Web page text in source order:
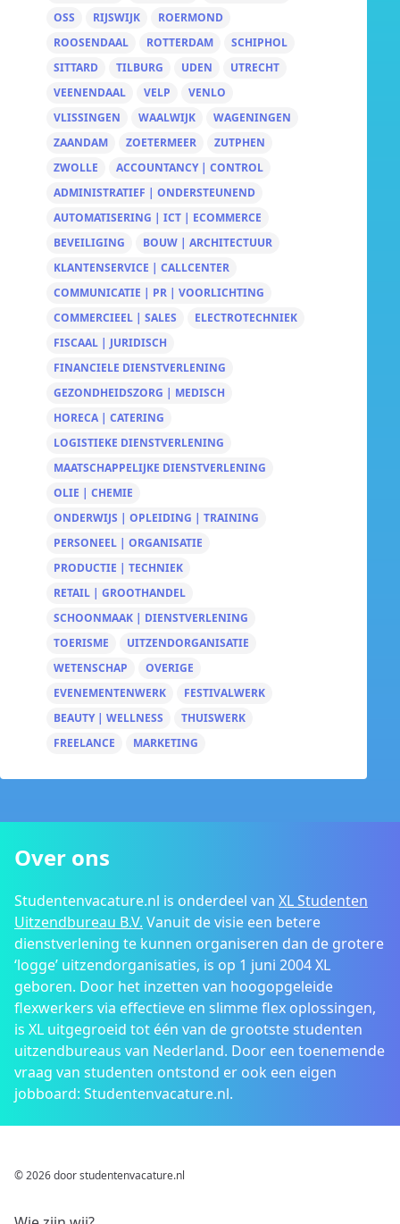
OSS
RIJSWIJK
ROERMOND
ROOSENDAAL
ROTTERDAM
SCHIPHOL
SITTARD
TILBURG UDEN
UTRECHT
VEENENDAAL
VELP
VENLO
VLISSINGEN
WAALWIJK
WAGENINGEN
ZAANDAM
ZOETERMEER
ZUTPHEN
ZWOLLE
ACCOUNTANCY | CONTROL
ADMINISTRATIEF | ONDERSTEUNEND
AUTOMATISERING | ICT | ECOMMERCE
BEVEILIGING
BOUW | ARCHITECTUUR
KLANTENSERVICE | CALLCENTER
COMMUNICATIE | PR | VOORLICHTING
COMMERCIEEL | SALES
ELECTROTECHNIEK
FISCAAL | JURIDISCH
FINANCIELE DIENSTVERLENING
GEZONDHEIDSZORG | MEDISCH
HORECA | CATERING
LOGISTIEKE DIENSTVERLENING
MAATSCHAPPELIJKE DIENSTVERLENING
OLIE | CHEMIE
ONDERWIJS | OPLEIDING | TRAINING
PERSONEEL | ORGANISATIE
PRODUCTIE | TECHNIEK
RETAIL | GROOTHANDEL
SCHOONMAAK | DIENSTVERLENING
TOERISME
UITZENDORGANISATIE
WETENSCHAP
OVERIGE
EVENEMENTENWERK
FESTIVALWERK
BEAUTY | WELLNESS
THUISWERK
FREELANCE
MARKETING
Over ons
Studentenvacature.nl is onderdeel van XL Studenten
Uitzendbureau B.V. Vanuit de visie een betere
dienstverlening te kunnen organiseren dan de grotere
‘logge’ uitzendorganisaties, is op 1 juni 2004 XL
geboren. Door het inzetten van hoogopgeleide
flexwerkers via effectieve en slimme flex oplossingen,
is XL uitgegroeid tot één van de grootste studenten
uitzendbureaus van Nederland. Door een toenemende
vraag van studenten ontstond er ook een eigen
jobboard: Studentenvacature.nl.
© 2026 door studentenvacature.nl